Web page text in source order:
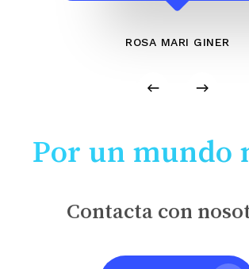
ROSA MARI GINER
Por un mundo
Contacta con